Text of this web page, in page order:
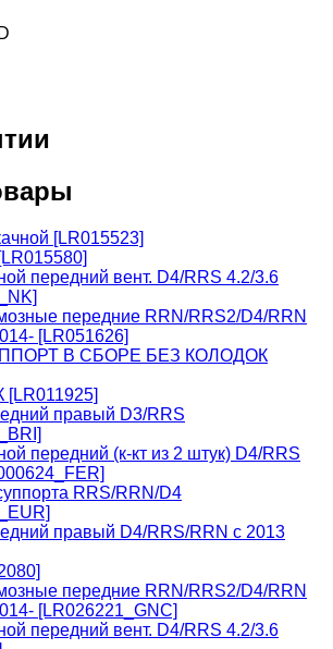
[LR015523]
передний вент. D4/RRS 4.2/3.6
передние RRN/RRS2/D4/RRN
[LR051626]
В СБОРЕ БЕЗ КОЛОДОК
правый D3/RRS
передний (к-кт из 2 штук) D4/RRS
RRS/RRN/D4
правый D4/RRS/RRN с 2013
передние RRN/RRS2/D4/RRN
[LR026221_GNC]
передний вент. D4/RRS 4.2/3.6